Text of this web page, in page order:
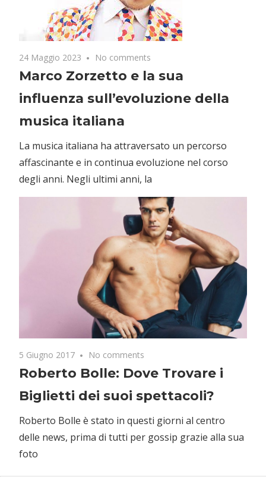
24 Maggio 2023 No comments
Marco Zorzetto e la sua
influenza sull’evoluzione della
musica italiana
La musica italiana ha attraversato un percorso
affascinante e in continua evoluzione nel corso
degli anni. Negli ultimi anni, la
5 Giugno 2017 No comments
Roberto Bolle: Dove Trovare i
Biglietti dei suoi spettacoli?
Roberto Bolle è stato in questi giorni al centro
delle news, prima di tutti per gossip grazie alla sua
foto